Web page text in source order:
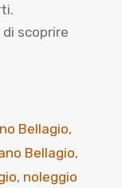
scoprire
Bellagio,
Bellagio,
, noleggio